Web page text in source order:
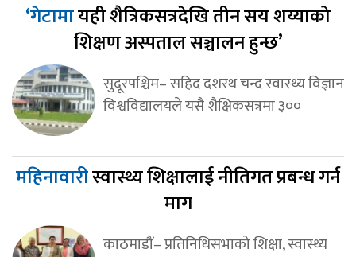
‘गेटामायही शैत्रिकसत्रदेखि तीन सय शय्याको
शिक्षण अस्पताल सञ्चालन हुन्छ’
सुदूरपश्चिम– सहिद दशरथ चन्द स्वास्थ्य विज्ञान
विश्वविद्यालयले यसै शैक्षिकसत्रमा ३००
महिनावारीस्वास्थ्य शिक्षालाई नीतिगत प्रबन्ध गर्न
माग
काठमाडौं– प्रतिनिधिसभाको शिक्षा, स्वास्थ्य